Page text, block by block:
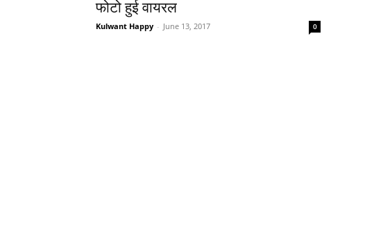
फोटो हुई वायरल
Kulwant Happy - June 13, 2017 0